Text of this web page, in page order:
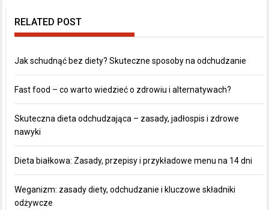
RELATED POST
Jak schudnąć bez diety? Skuteczne sposoby na odchudzanie
Fast food – co warto wiedzieć o zdrowiu i alternatywach?
Skuteczna dieta odchudzająca – zasady, jadłospis i zdrowe
nawyki
Dieta białkowa: Zasady, przepisy i przykładowe menu na 14 dni
Weganizm: zasady diety, odchudzanie i kluczowe składniki
odżywcze